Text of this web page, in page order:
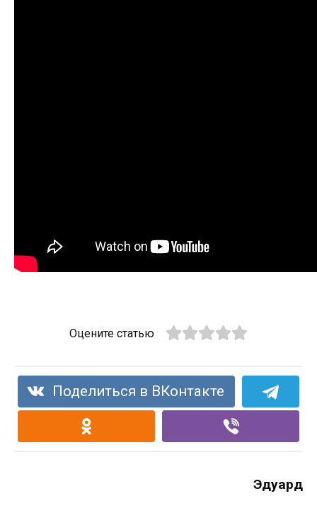
Оцените статью
Поделиться в ВКонтакте
Эдуард